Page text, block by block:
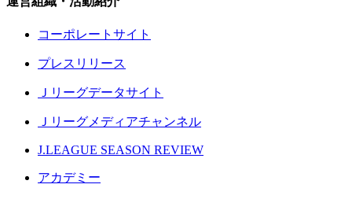
コーポレートサイト
プレスリリース
Ｊリーグデータサイト
Ｊリーグメディアチャンネル
J.LEAGUE SEASON REVIEW
アカデミー